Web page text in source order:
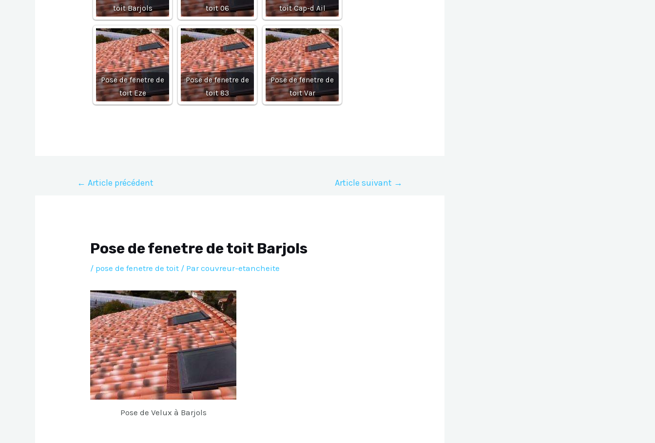
toit Barjols
toit 06
toit Cap-d Ail
Pose de fenetre de
toit Eze
Pose de fenetre de
toit 83
Pose de fenetre de
toit Var
Navigation
← Article précédent Article suivant →
Pose de fenetre de toit Barjols
/ pose de fenetre de toit / Parcouvreur-etancheite
Pose de Velux à Barjols